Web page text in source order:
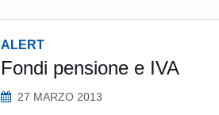
ALERT
Fondi pensione e IVA
27 MARZO 2013